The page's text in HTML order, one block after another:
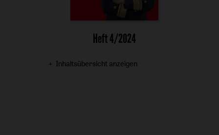
Heft 4/2024
Inhaltsübersicht anzeigen